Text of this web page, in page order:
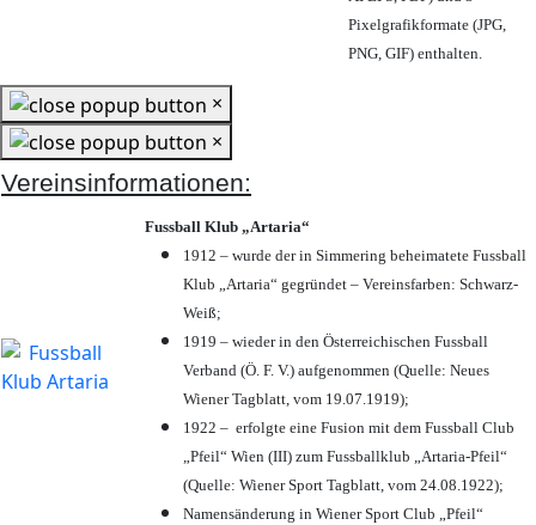
Pixelgrafikformate (JPG,
PNG, GIF) enthalten.
×
×
Vereinsinformationen:
Fussball Klub „Artaria“
1912 – wurde der in Simmering beheimatete Fussball
Klub „Artaria“ gegründet – Vereinsfarben: Schwarz-
Weiß;
1919 – wieder in den Österreichischen Fussball
Verband (Ö. F. V.) aufgenommen (Quelle: Neues
Wiener Tagblatt, vom 19.07.1919);
1922 – erfolgte eine Fusion mit dem Fussball Club
„Pfeil“ Wien (III) zum Fussballklub „Artaria-Pfeil“
(Quelle: Wiener Sport Tagblatt, vom 24.08.1922);
Namensänderung in Wiener Sport Club „Pfeil“